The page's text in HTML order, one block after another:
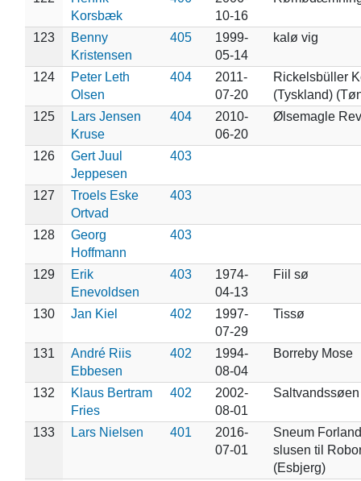
Korsbæk
10-16
123
Benny
Kristensen
405
1999-
05-14
kalø vig
124
Peter Leth
Olsen
404
2011-
07-20
Rickelsbüller
(Tyskland)
125
Lars Jensen
Kruse
404
2010-
06-20
Ølsemagle
126
Gert Juul
Jeppesen
403
127
Troels Eske
Ortvad
403
128
Georg
Hoffmann
403
129
Erik
Enevoldsen
403
1974-
04-13
Fiil sø
130 Jan Kiel 402
1997-
07-29
Tissø
131
André Riis
Ebbesen
402
1994-
08-04
Borreby Mose
132
Klaus Bertram
Fries
402
2002-
08-01
Saltvandssøen
133 Lars Nielsen 401
2016-
07-01
Sneum
slusen til
(Esbjerg)